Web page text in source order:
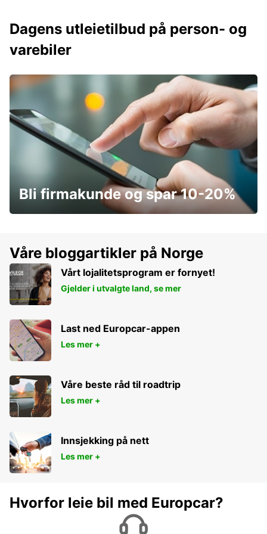
Dagens utleietilbud på person- og
varebiler
Bli firmakunde og spar 10-20%
Våre bloggartikler på Norge
Vårt lojalitetsprogram er fornyet!
Gjelder i utvalgte land, se mer
Last ned Europcar-appen
Les mer +
Våre beste råd til roadtrip
Les mer +
Innsjekking på nett
Les mer +
Hvorfor leie bil med Europcar?